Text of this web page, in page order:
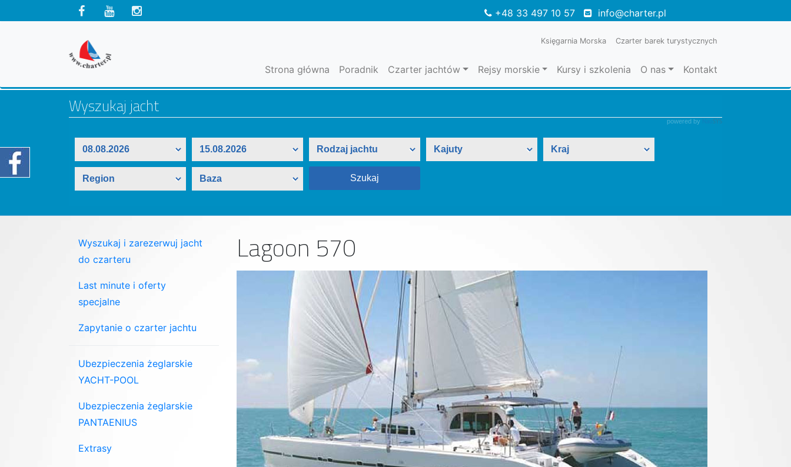
+48 33 497 10 57 info@charter.pl
Księgarnia Morska Czarter barek turystycznych
Strona główna Poradnik Czarter jachtów Rejsy morskie Kursy i szkolenia O nas Kontakt
Lagoon 570
Wyszukaj i zarezerwuj jacht
do czarteru
Last minute i oferty
specjalne
Zapytanie o czarter jachtu
Ubezpieczenia żeglarskie
YACHT-POOL
Ubezpieczenia żeglarskie
PANTAENIUS
Extrasy